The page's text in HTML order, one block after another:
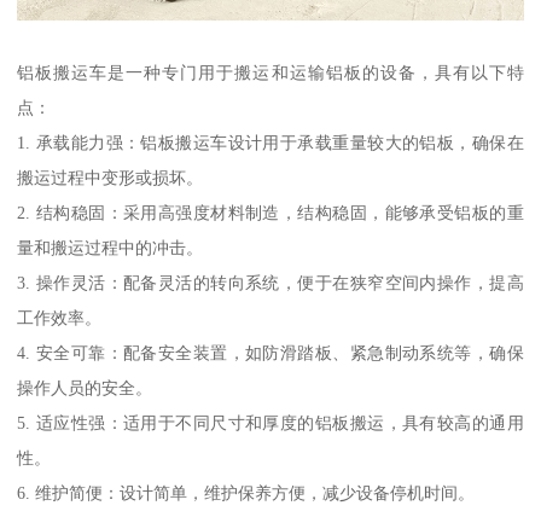
铝板搬运车是一种专门用于搬运和运输铝板的设备，具有以下特
点：
1. 承载能力强：铝板搬运车设计用于承载重量较大的铝板，确保在
搬运过程中变形或损坏。
2. 结构稳固：采用高强度材料制造，结构稳固，能够承受铝板的重
量和搬运过程中的冲击。
3. 操作灵活：配备灵活的转向系统，便于在狭窄空间内操作，提高
工作效率。
4. 安全可靠：配备安全装置，如防滑踏板、紧急制动系统等，确保
操作人员的安全。
5. 适应性强：适用于不同尺寸和厚度的铝板搬运，具有较高的通用
性。
6. 维护简便：设计简单，维护保养方便，减少设备停机时间。